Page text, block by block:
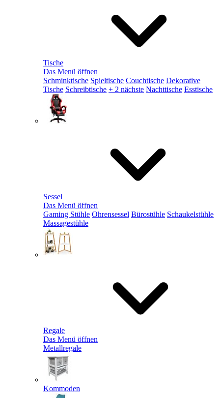
Tische
Das Menü öffnen
Schminktische Spieltische Couchtische Dekorative
Tische Schreibtische + 2 nächste Nachttische Esstische
Sessel
Das Menü öffnen
Gaming Stühle Ohrensessel Bürostühle Schaukelstühle
Massagestühle
Regale
Das Menü öffnen
Metallregale
Kommoden